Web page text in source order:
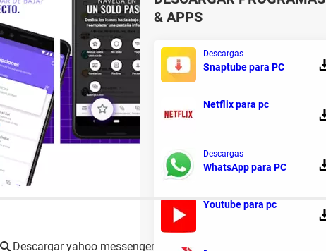
Descargar yahoo messenger
& APPS
Descargas
Snaptube para PC
Netflix para pc
Descargas
WhatsApp para PC
Youtube para pc